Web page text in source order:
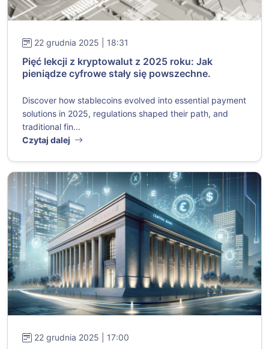
22 grudnia 2025 | 18:31
Pięć lekcji z kryptowalut z 2025 roku: Jak
pieniądze cyfrowe stały się powszechne.
Discover how stablecoins evolved into essential payment
solutions in 2025, regulations shaped their path, and
traditional fin...
Czytaj dalej
22 grudnia 2025 | 17:00